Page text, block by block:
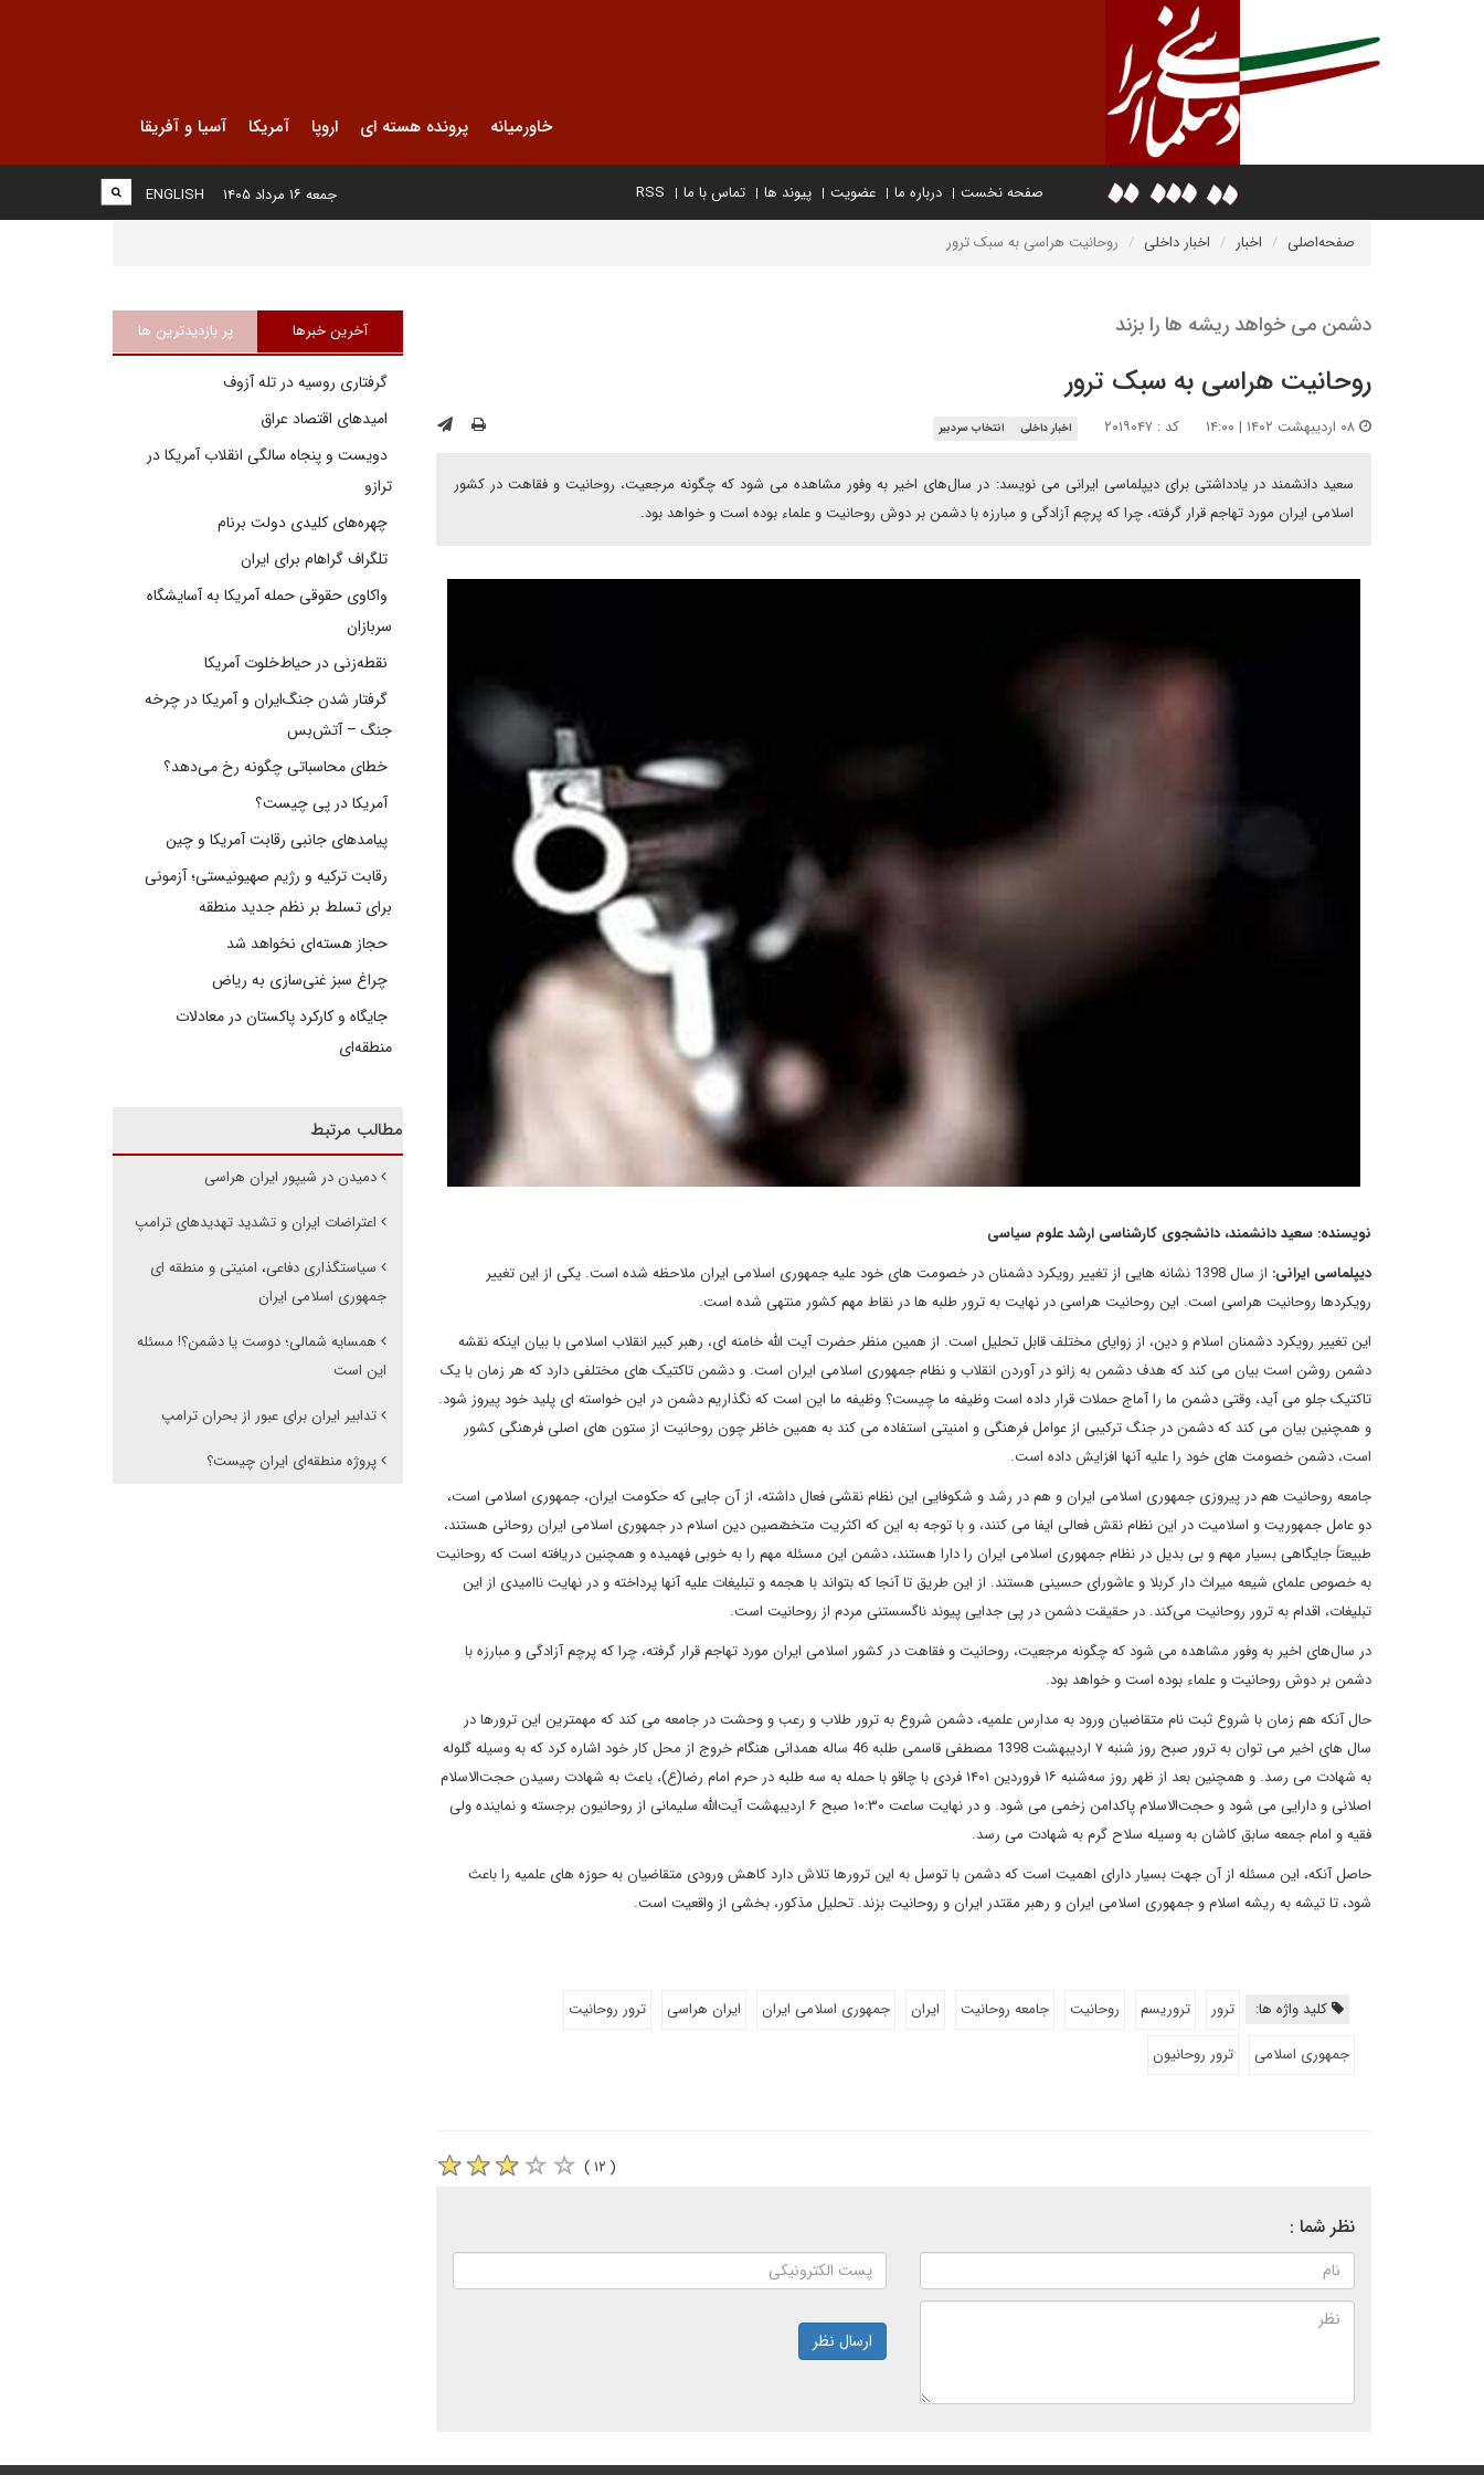
خاورمیانه پرونده هسته ای اروپا آمریکا آسیا و آفریقا
صفحه نخست درباره ما عضویت پیوند ها تماس با ما RSS
ENGLISH جمعه ۱۶ مرداد ۱۴۰۵
صفحه‌اصلی اخبار اخبار داخلی روحانیت هراسی به سبک ترور
دشمن می خواهد ریشه ها را بزند
روحانیت هراسی به سبک ترور
کد : ۲۰۱۹۰۴۷ اخبار داخلی انتخاب سردبیر
سعید دانشمند در یادداشتی برای دیپلماسی ایرانی می نویسد: در سا‌ل‌های اخیر به وفور مشاهده می شود که چگونه مرجعیت، روحانیت و فقاهت در کشور
اسلامی ایران مورد تهاجم قرار گرفته، چرا که پرچم آزادگی و مبارزه با دشمن بر دوش روحانیت و علماء بوده است و خواهد بود.
نویسنده: سعید دانشمند، دانشجوی کارشناسی ارشد علوم سیاسی
دیپلماسی ایرانی:
از سال 1398 نشانه هایی از تغییر رویکرد دشمنان در خصومت های خود علیه جمهوری اسلامی ایران ملاحظه شده است. یکی از این تغییر
رویکردها روحانیت هراسی است. این روحانیت هراسی در نهایت به ترور طلبه ها در نقاط مهم کشور منتهی شده است.
این تغییر رویکرد دشمنان اسلام و دین، از زوایای مختلف قابل تحلیل است. از همین منظر حضرت آیت الله خامنه ای، رهبر کبیر انقلاب اسلامی با بیان اینکه نقشه
دشمن روشن است بیان می کند که هدف دشمن به زانو در آوردن انقلاب و نظام جمهوری اسلامی ایران است. و دشمن تاکتیک های مختلفی دارد که هر زمان با یک
تاکتیک جلو می آید، وقتی دشمن ما را آماج حملات قرار داده است وظیفه ما چیست؟ وظیفه ما این است که نگذاریم دشمن در این خواسته ای پلید خود پیروز شود.
و همچنین بیان می کند که دشمن در جنگ ترکیبی از عوامل فرهنگی و امنیتی استفاده می کند به همین خاظر چون روحانیت از ستون های اصلی فرهنگی کشور
است، دشمن خصومت های خود را علیه آنها افزایش داده است.
جامعه روحانیت هم در پیروزی جمهوری اسلامی ایران و هم در رشد و شکوفایی این نظام نقشی فعال داشته، از آن جایی که حکومت ایران، جمهوری اسلامی است،
دو عامل جمهوریت و اسلامیت در این نظام نقش فعالی ایفا می کنند، و با توجه به این که اکثریت متخصّصین دین اسلام در جمهوری اسلامی ایران روحانی هستند،
طبیعتاً جایگاهی بسیار مهم و بی بدیل در نظام جمهوری اسلامی ایران را دارا هستند، دشمن این مسئله مهم را به خوبی فهمیده و همچنین دریافته است که روحانیت
به خصوص علمای شیعه میراث ‌دار کربلا و عاشورای حسینی هستند. از این طریق تا آنجا که بتواند با هجمه و تبلیغات علیه آنها پرداخته و در نهایت ناامیدی از این
تبلیغات، اقدام به ترور روحانیت می‌کند. در حقیقت دشمن در پی جدایی پیوند ناگسستنی مردم از روحانیت است.
در سا‌ل‌های اخیر به وفور مشاهده می شود که چگونه مرجعیت، روحانیت و فقاهت در کشور اسلامی ایران مورد تهاجم قرار گرفته، چرا که پرچم آزادگی و مبارزه با
دشمن بر دوش روحانیت و علماء بوده است و خواهد بود.
حال آنکه هم زمان با شروع ثبت نام متقاضیان ورود به مدارس علمیه، دشمن شروع به ترور طلاب و رعب و وحشت در جامعه می کند که مهمترین این ترورها در
سال های اخیر می توان به ترور صبح روز شنبه ۷ اردیبهشت 1398 مصطفی قاسمی طلبه 46 ساله همدانی هنگام خروج از محل کار خود اشاره کرد که به وسیله گلوله
به شهادت می رسد. و همچنین بعد از ظهر روز سه‌شنبه ۱۶ فروردین ۱۴۰۱ فردی با چاقو با حمله به سه طلبه در حرم امام رضا(ع)، باعث به شهادت رسیدن حجت‌الا‌سلام
اصلانی و دارایی می شود و حجت‌الاسلام پاکدامن زخمی می شود. و در نهایت ساعت ۱۰:۳۰ صبح ۶ اردیبهشت آیت‌الله سلیمانی از روحانیون برجسته و نماینده ولی
فقیه و امام جمعه سابق کاشان به وسیله سلاح گرم به شهادت می رسد.
حاصل آنکه، این مسئله از آن جهت بسیار دارای اهمیت است که دشمن با توسل به این ترورها تلاش دارد کاهش ورودی متقاضیان به حوزه های علمیه را باعث
شود، تا تیشه به ریشه اسلام و جمهوری اسلامی ایران و رهبر مقتدر ایران و روحانیت بزند. تحلیل مذکور، بخشی از واقعیت است.
کلید واژه ها: ترور تروریسم روحانیت جامعه روحانیت ایران جمهوری اسلامی ایران ایران هراسی
ترور روحانیت
جمهوری اسلامی
ترور روحانیون
( ۱۲ )
نظر شما :
ارسال نظر
آخرین خبرها پر بازدیدترین ها
گرفتاری روسیه در تله آزوف
امیدهای اقتصاد عراق
دویست و پنجاه سالگی انقلاب آمریکا در
ترازو
چهره‌های کلیدی دولت برنام
تلگراف گراهام برای ایران
واکاوی حقوقی حمله آمریکا به آسایشگاه
سربازان
نقطه‌زنی در حیاط‌خلوت آمریکا
گرفتار شدن جنگ‌ایران و آمریکا در چرخه
جنگ – آتش‌بس
خطای محاسباتی چگونه رخ می‌دهد؟
آمریکا در پی چیست؟
پیامدهای جانبی رقابت آمریکا و چین
رقابت ترکیه و رژیم صهیونیستی؛ آزمونی
برای تسلط بر نظم جدید منطقه
حجاز هسته‌ای نخواهد شد
چراغ سبز غنی‌سازی به ریاض
جایگاه و کارکرد پاکستان در معادلات
منطقه‌ای
مطالب مرتبط
دمیدن در شیپور ایران هراسی
اعتراضات ایران و تشدید تهدیدهای ترامپ
سیاستگذاری دفاعی، امنیتی و منطقه ای
جمهوری اسلامی ایران
همسایه شمالی؛ دوست یا دشمن؟! مسئله
این است
تدابیر ایران برای عبور از بحران ترامپ
پروژه منطقه‌ای ایران چیست؟